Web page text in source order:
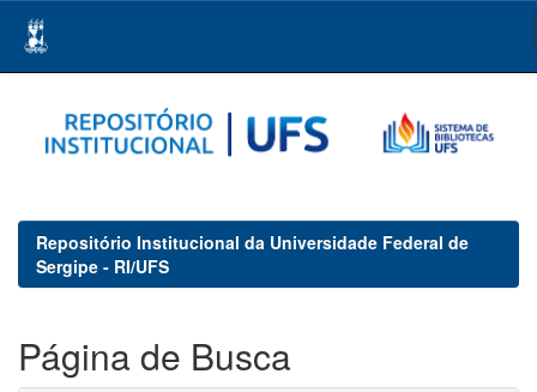
navigation
Repositório Institucional da Universidade Federal de
Sergipe - RI/UFS
Página de Busca